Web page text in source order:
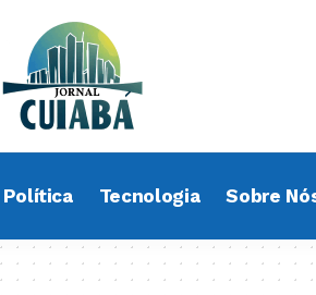
Política Tecnologia Sobre